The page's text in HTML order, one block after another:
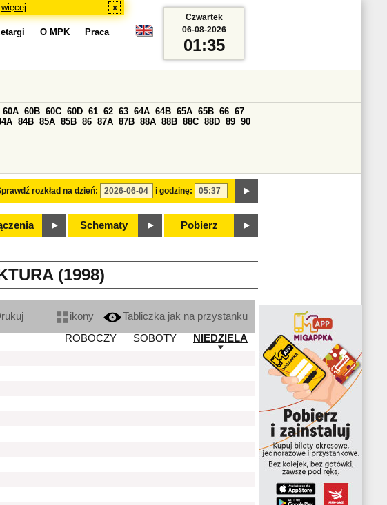
więcej x
O MPK Praca
rozkład na dzień: i godzinę:
60A 60B 60C 60D 61 62 63 64A 64B 65A 65B 66 67
84B 85A 85B 86 87A 87B 88A 88B 88C 88D 89 90
Schematy Pobierz
Czwartek
06-08-2026
01:35
(1998)
ikony
Tabliczka jak na przystanku
ROBOCZY
SOBOTY
NIEDZIELA